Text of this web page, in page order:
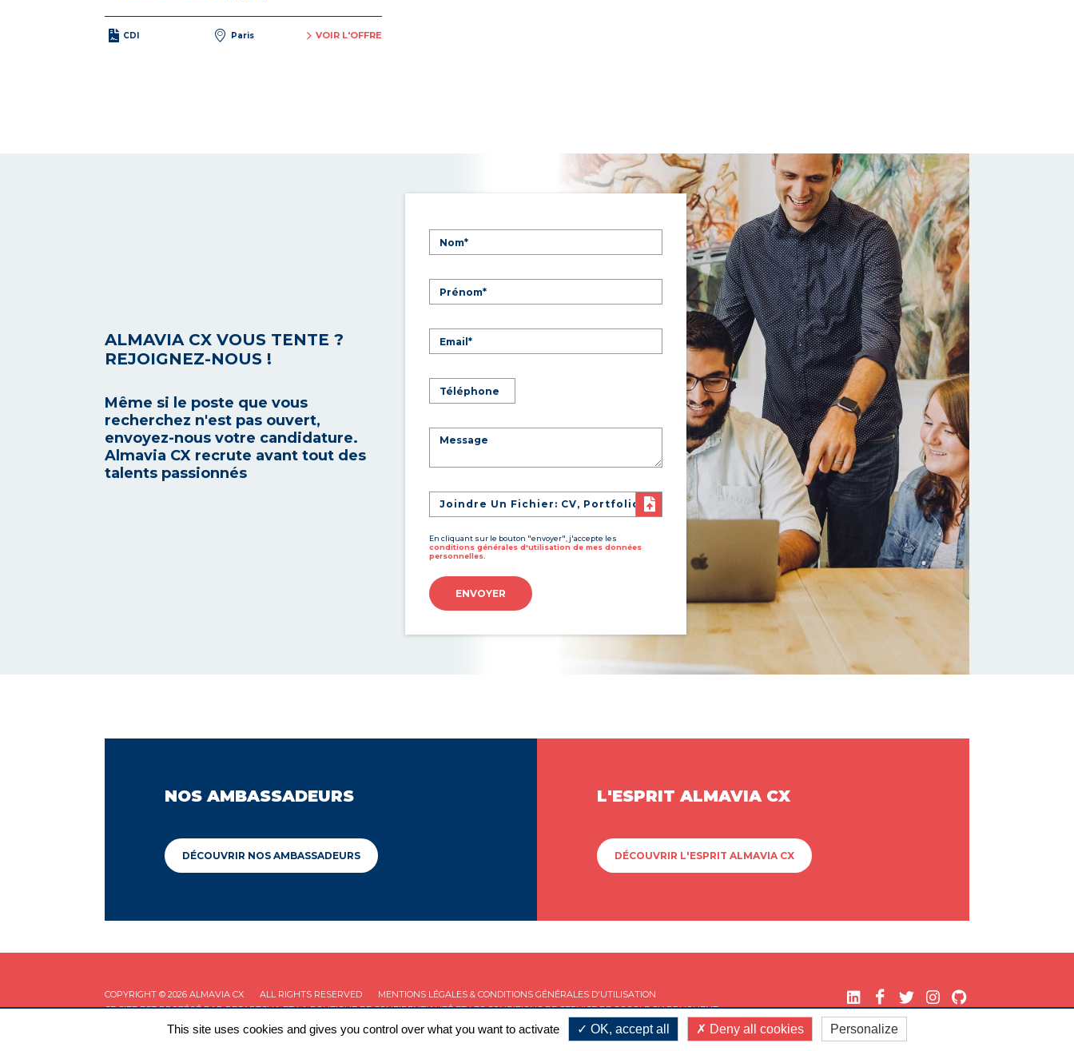
CDI Paris VOIR L'OFFRE
ALMAVIA CX VOUS TENTE ?
REJOIGNEZ-NOUS !
Même si le poste que vous
recherchez n'est pas ouvert,
envoyez-nous votre candidature.
Almavia CX recrute avant tout des
talents passionnés
Joindre Un Fichier: CV, Portfolio
En cliquant sur le bouton "envoyer", j'accepte les
conditions générales d'utilisation de mes données
personnelles.
ENVOYER
NOS AMBASSADEURS
DÉCOUVRIR NOS AMBASSADEURS
L'ESPRIT ALMAVIA CX
DÉCOUVRIR L'ESPRIT ALMAVIA CX
COPYRIGHT © 2026 ALMAVIA CX ALL RIGHTS RESERVED
MENTIONS LÉGALES & CONDITIONS GÉNÉRALES D'UTILISATION
CE SITE EST PROTÉGÉ PAR RECAPTCHA ET LAPOLITIQUE DE CONFIDENTIALITÉET LESCONDITIONS DE SERVICEDE GOOGLE S'APPLIQUENT.
This site uses cookies and gives you control over what you want to activate OK, accept all Deny all cookies Personalize